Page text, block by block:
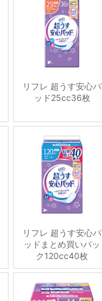
リフレ 超うす安心パ
ッド25cc36枚
リフレ 超うす安心パ
ッドまとめ買いパッ
ク120cc40枚